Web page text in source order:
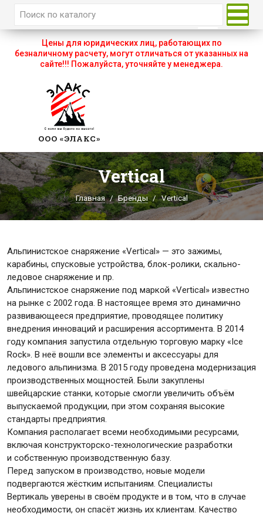
Главная
О компании
Каталог
Оплата и доставка
Бренды
Акции
Партнеры
Контакты
Цены для юридических лиц, работающих по
безналичному расчету, могут отличаться от указанных на
сайте!!! Пожалуйста, уточняйте у менеджера.
ООО «ЭЛАКС»
Vertical
Главная Бренды Vertical
Альпинистское снаряжение «Vertical» — это зажимы,
карабины, спусковые устройства, блок-ролики, скально-
ледовое снаряжение и пр.
Альпинистское снаряжение под маркой «Vertical» известно
на рынке с 2002 года. В настоящее время это динамично
развивающееся предприятие, проводящее политику
внедрения инноваций и расширения ассортимента. В 2014
году компания запустила отдельную торговую марку «Ice
Rock». В неё вошли все элементы и аксессуары для
ледового альпинизма. В 2015 году проведена модернизация
производственных мощностей. Были закуплены
швейцарские станки, которые смогли увеличить объём
выпускаемой продукции, при этом сохраняя высокие
стандарты предприятия.
Компания располагает всеми необходимыми ресурсами,
включая конструкторско-технологические разработки
и собственную производственную базу.
Перед запуском в производство, новые модели
подвергаются жёстким испытаниям. Специалисты
Вертикаль уверены в своём продукте и в том, что в случае
необходимости, он спасёт жизнь их клиентам. Качество